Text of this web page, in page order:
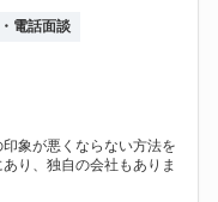
電話面談
象が悪くならない方法を
り、独自の会社もありま